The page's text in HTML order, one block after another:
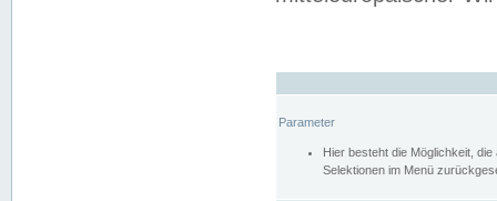
Parameter
Hier besteht die Möglichkeit,
Selektionen im Menü